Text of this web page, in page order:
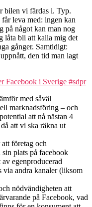
bilen vi färdas i. Typ.
leva med: ingen kan
på något kan man nog
låta bli att kalla mig det
gånger. Samtidigt:
den tid man lagt
Facebook i Sverige #sdpr
med såväl
marknadsföring – och
att nå nästan 4
att vi ska räkna ut
företag och
plats på facebook
egenproducerad
andra kanaler (liksom
nödvändigheten att
på Facebook, vad